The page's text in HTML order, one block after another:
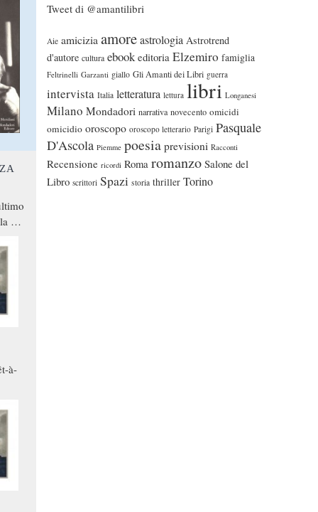
Tweet di @amantilibri
Aie amicizia amoreastrologia Astrotrend
d'autore cultura ebook editoria Elzemiro famiglia
Feltrinelli Garzanti giallo Gli Amanti dei Libri guerra
intervista Italia letteratura lettura libri Longanesi
Milano Mondadori narrativa novecento omicidi
omicidio oroscopo oroscopo letterario Parigi Pasquale
D'Ascola Piemme poesia previsioni Racconti
Recensione ricordi Roma romanzo Salone del
Libro scrittori Spazi storia thriller Torino
a
à-